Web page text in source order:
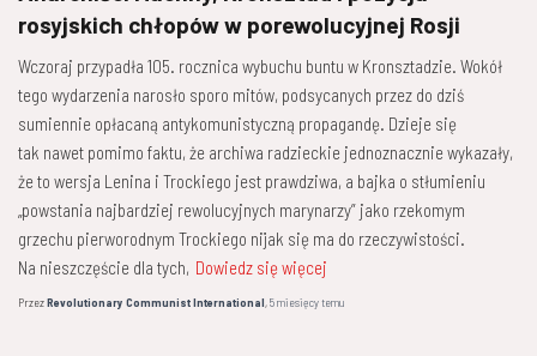
rosyjskich chłopów w porewolucyjnej Rosji
Wczoraj przypadła 105. rocznica wybuchu buntu w Kronsztadzie. Wokół
tego wydarzenia narosło sporo mitów, podsycanych przez do dziś
sumiennie opłacaną antykomunistyczną propagandę. Dzieje się
tak nawet pomimo faktu, że archiwa radzieckie jednoznacznie wykazały,
że to wersja Lenina i Trockiego jest prawdziwa, a bajka o stłumieniu
„powstania najbardziej rewolucyjnych marynarzy” jako rzekomym
grzechu pierworodnym Trockiego nijak się ma do rzeczywistości.
Na nieszczęście dla tych, Dowiedz się więcej
PrzezRevolutionary Communist International,5 miesięcytemu